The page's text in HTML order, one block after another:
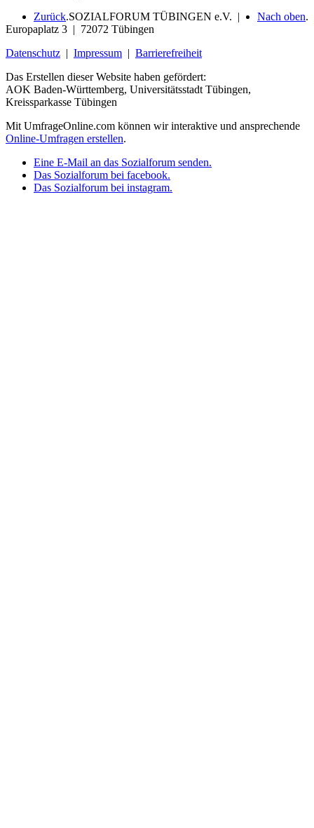
Zurück. Nach oben.
SOZIALFORUM TÜBINGEN e.V. |
Europaplatz 3 | 72072 Tübingen
Datenschutz | Impressum | Barrierefreiheit
Das Erstellen dieser Website haben gefördert:
AOK Baden-Württemberg, Universitätsstadt Tübingen,
Kreissparkasse Tübingen
Mit UmfrageOnline.com können wir interaktive und ansprechende
Online-Umfragen erstellen.
Eine E-Mail an das Sozialforum senden.
Das Sozialforum bei facebook.
Das Sozialforum bei instagram.